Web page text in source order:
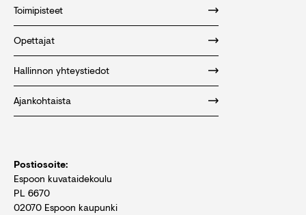
Toimipisteet
Opettajat
Hallinnon yhteystiedot
Ajankohtaista
Postiosoite:
Espoon kuvataidekoulu
PL 6670
02070 Espoon kaupunki